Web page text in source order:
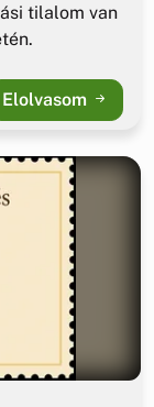
tilalom van
Elolvasom